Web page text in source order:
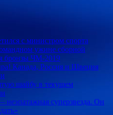
с министром спорта
ужине сборной
бронзы ЧМ-2019
Канада, Россия и Швеция
шайбу в текущем
неэпатажная суперзвезда. Он